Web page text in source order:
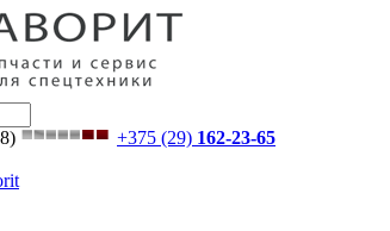
+375 (29) 162-23-65